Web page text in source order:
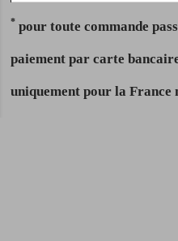
* pour toute commande
paiement par carte
uniquement pour la